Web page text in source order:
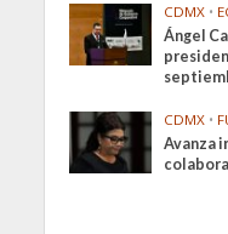
CDMX •
Ángel
CDMX •
Avanza